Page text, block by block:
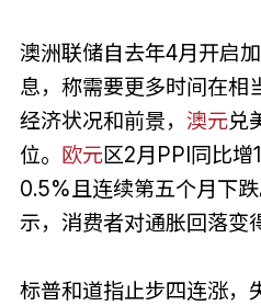
澳洲联储自去年4月开启
息，称需要更多时间在相
经济状况和前景， 澳元兑
位。 欧元区2月PPI同比增
0.5%且连续第五个月下
示，消费者对通胀回落变
标普和道指止步四连涨，